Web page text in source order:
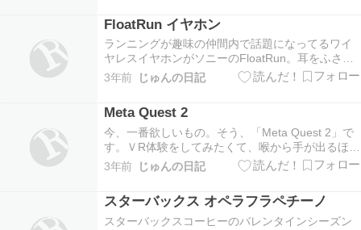
リトロ。サクサクのバタークッキーでパリッと食
感のコーティ…
FloatRun イヤホン
ランニングが趣味の仲間内で話題になってるワイ
ヤレスイヤホンがソニーのFloatRun。耳をふさが
ないイヤホンでしかもワイヤレス。耳に引っ掛け
るタイプですね。耳から少し浮いている構造なん
に快適だと評判です。直接耳に触れないため、長
時間装…
3年前 じゅんの日記
Meta Quest 2
今、一番欲しいもの。そう、「Meta Quest 2」で
す。ＶR体験をしてみたくて、喉から手が出るほど
欲しいヘッドセットです。知人に聞くところ、没
入感がハンパなく、あっという間に1，2時間は過
れからどんどん発展していく予感が。。。この…
3年前 じゅんの日記
スターバックス オペラフラペチーノ
スターバックスコーヒーのバレンタインシーズン